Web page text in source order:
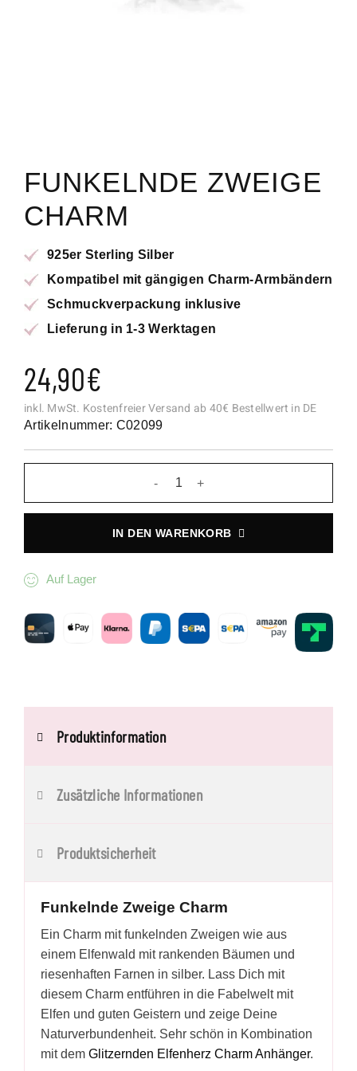
FUNKELNDE ZWEIGE
CHARM
925er Sterling Silber
Kompatibel mit gängigen Charm-Armbändern
Schmuckverpackung inklusive
Lieferung in 1-3 Werktagen
Artikelnummer: C02099
24,90€
inkl. MwSt. Kostenfreier Versand ab 40€ Bestellwert in DE
IN DEN WARENKORB
Auf Lager
Produktinformation
Zusätzliche Informationen
Produktsicherheit
Funkelnde Zweige Charm
Ein Charm mit funkelnden Zweigen wie aus
einem Elfenwald mit rankenden Bäumen und
riesenhaften Farnen in silber. Lass Dich mit
diesem Charm entführen in die Fabelwelt mit
Elfen und guten Geistern und zeige Deine
Naturverbundenheit. Sehr schön in Kombination
mit dem Glitzernden Elfenherz Charm Anhänger.